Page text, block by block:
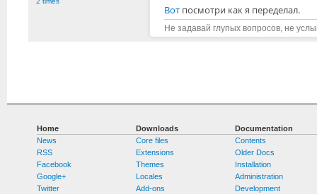
Вот посмотри как я переделал.
Не задавай глупых вопросов, не
Home
News
RSS
Facebook
Google+
Twitter
Downloads
Core files
Extensions
Themes
Locales
Add-ons
Documentation
Contents
Older Docs
Installation
Administration
Development